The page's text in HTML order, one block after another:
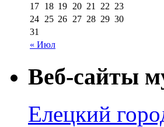
« Июл
17 18 19 20 21 22 23
24 25 26 27 28 29 30
31
Веб-сайты
Елецкий